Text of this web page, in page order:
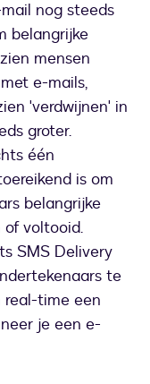
nog steeds
belangrijke
mensen
e-mails,
'verdwijnen' in
groter.
één
is om
belangrijke
voltooid.
SMS Delivery
te
real-time een
je een e-